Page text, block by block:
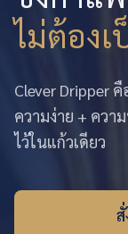
ไม่ต้อง
Clever Dripper
ความง่าย + ควา
ไว้ในแก้วเดียว
สั่